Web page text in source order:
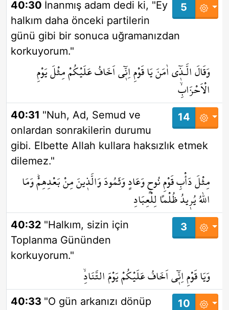
5
40:30 İnanmış adam dedi ki, "Ey
halkım daha önceki partilerin
günü gibi bir sonuca uğramanızdan
korkuyorum."
وَقَالَ الَّـذ۪ٓي اٰمَنَ يَا قَوْمِ اِنّ۪ٓي اَخَافُ عَلَيْكُمْ مِثْلَ يَوْمِ
الْاَحْزَابِۙ
14
40:31 "Nuh, Ad, Semud ve
onlardan sonrakilerin durumu
gibi. Elbette Allah kullara haksızlık etmek
dilemez."
مِثْلَ دَأْبِ قَوْمِ نُوحٍ وَعَادٍ وَثَمُودَ وَالَّذ۪ينَ مِنْ بَعْدِهِمْۜ وَمَا
اللّٰهُ يُر۪يدُ ظُلْماً لِلْعِبَادِ
3
40:32 "Halkım, sizin için
Toplanma Gününden
korkuyorum."
وَيَا قَوْمِ اِنّ۪ٓي اَخَافُ عَلَيْكُمْ يَوْمَ التَّنَادِۙ
10
40:33 "O gün arkanızı dönüp